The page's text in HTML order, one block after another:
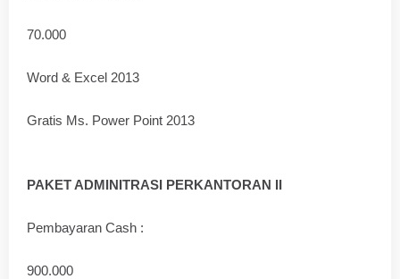
70.000
Word & Excel 2013
Gratis Ms. Power Point 2013
PAKET ADMINITRASI PERKANTORAN II
Pembayaran Cash :
900.000